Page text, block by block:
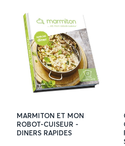
MARMITON ET MON
ROBOT-CUISEUR -
DINERS RAPIDES